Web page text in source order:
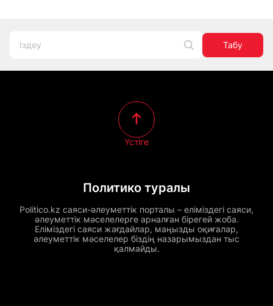
Табу
Политико туралы
Politico.kz саяси-әлеуметтік порталы – еліміздегі саяси,
әлеуметтік мәселелерге арналған бірегей жоба.
Еліміздегі саяси жағдайлар, маңызды оқиғалар,
әлеуметтік мәселелер біздің назарымыздан тыс
қалмайды.
Үстіге